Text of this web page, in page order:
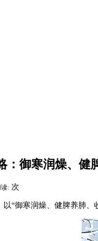
：御寒润燥、健
: 次
御寒润燥、健脾养肺、